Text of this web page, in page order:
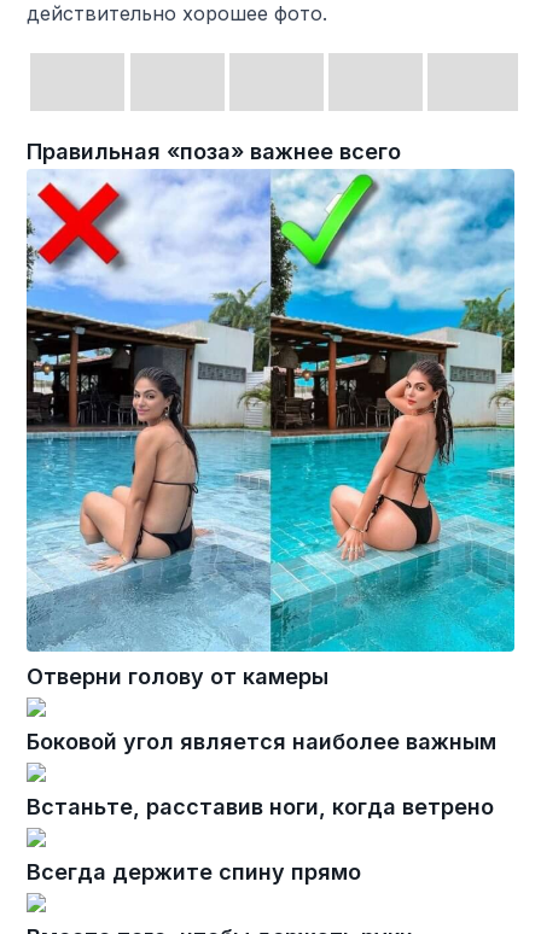
действительно хорошее фото.
Правильная «поза» важнее всего
Отверни голову от камеры
Боковой угол является наиболее важным
Встаньте, расставив ноги, когда ветрено
Всегда держите спину прямо